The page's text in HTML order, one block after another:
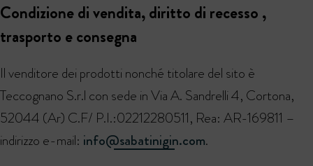
Condizione di vendita, diritto di recesso ,
trasporto e consegna
Il venditore dei prodotti nonché titolare del sito è
Teccognano S.r.l con sede in Via A. Sandrelli 4, Cortona,
52044 (Ar) C.F/ P.I.:02212280511, Rea: AR-169811 –
indirizzo e-mail: info@sabatinigin.com.